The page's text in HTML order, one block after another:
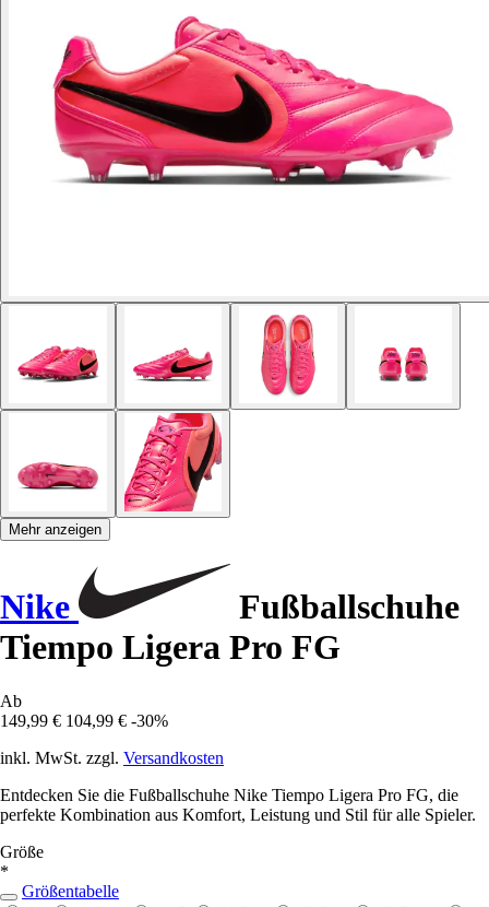
Mehr anzeigen
Nike
Fußballschuhe
Tiempo Ligera Pro FG
Ab
149,99 € 104,99 € -30%
inkl. MwSt. zzgl. Versandkosten
Entdecken Sie die Fußballschuhe Nike Tiempo Ligera Pro FG, die
perfekte Kombination aus Komfort, Leistung und Stil für alle Spieler.
Größe
*
Größentabelle